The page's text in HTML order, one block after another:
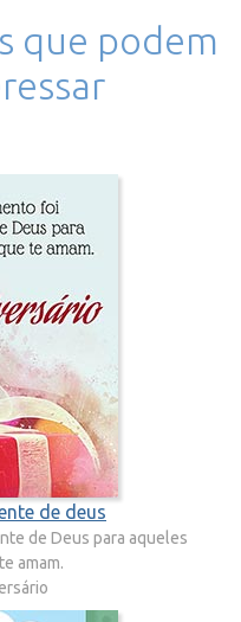
que podem
de deus
de Deus para aqueles
amam.